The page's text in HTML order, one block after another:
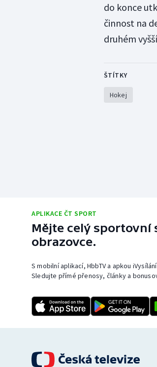
do konce
činnost na
druhém
ŠTÍTKY
Hokej
APLIKACE ČT SPORT
Mějte celý sportovní
obrazovce.
S mobilní aplikací, HbbTV a apkou
Sledujte přímé přenosy, články a